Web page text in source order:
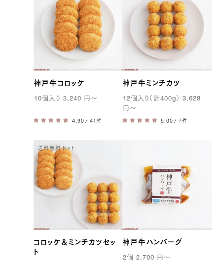
神戸牛コロッケ
10個入り 3,240 円 〜
/ 41件
神戸牛ミンチカツ
12個入り（計400g ） 3,628
円 〜
/ 7件
送料無料セット
コロッケ＆ミンチカツセッ
ト
神戸牛ハンバーグ
2個2,700 円 〜